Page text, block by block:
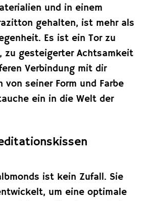
und in einem
gehalten, ist mehr als
Es ist ein Tor zu
zu gesteigerter Achtsamkeit
Verbindung mit dir
von seiner Form und Farbe
ein in die Welt der
ist kein Zufall. Sie
um eine optimale